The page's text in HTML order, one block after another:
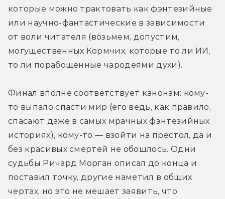
которые можно трактовать как фэнтезийные
или научно-фантастические в зависимости
от воли читателя (возьмем, допустим,
могущественных Кормчих, которые то ли ИИ,
то ли порабощенные чародеями духи).
Финал вполне соответствует канонам: кому-
то выпало спасти мир (его ведь, как правило,
спасают даже в самых мрачных фэнтезийных
историях), кому-то — взойти на престол, да и
без красивых смертей не обошлось. Одни
судьбы Ричард Морган описал до конца и
поставил точку, другие наметил в общих
чертах, но это не мешает заявить, что